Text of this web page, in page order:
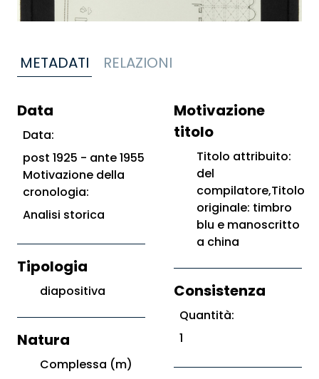
METADATI RELAZIONI
Data
Data:
post 1925 - ante 1955
Motivazione della
cronologia:
Analisi storica
Tipologia
diapositiva
Natura
Complessa (m)
Motivazione
titolo
Titolo attribuito:
del
compilatore,Titolo
originale: timbro
blu e manoscritto
a china
Consistenza
Quantità:
1